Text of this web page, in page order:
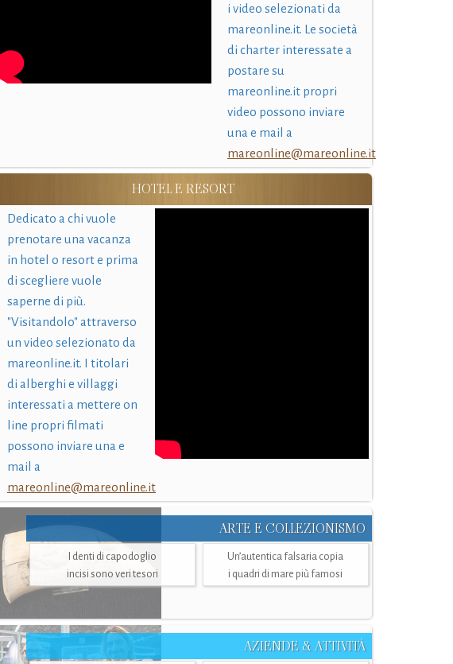
i video selezionati da
mareonline.it. Le società
di charter interessate a
postare su
mareonline.it propri
video possono inviare
una e mail a
mareonline@mareonline.it
HOTEL E RESORT
Dedicato a chi vuole
prenotare una vacanza
in hotel o resort e prima
di scegliere vuole
saperne di più.
"Visitandolo" attraverso
un video selezionato da
mareonline.it. I titolari
di alberghi e villaggi
interessati a mettere on
line propri filmati
possono inviare una e
mail a
mareonline@mareonline.it
ARTE E COLLEZIONISMO
I denti di capodoglio
incisi sono veri tesori
Un’autentica falsaria copia
i quadri di mare più famosi
AZIENDE & ATTIVITÀ